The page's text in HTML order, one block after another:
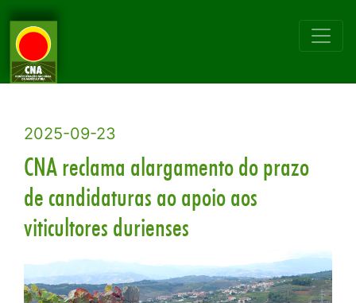
2025-09-23
CNA reclama alargamento do prazo
de candidaturas ao apoio aos
viticultores durienses